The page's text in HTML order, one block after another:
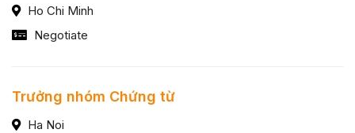
Ho Chi Minh
Negotiate
Trưởng nhóm Chứng từ
Ha Noi